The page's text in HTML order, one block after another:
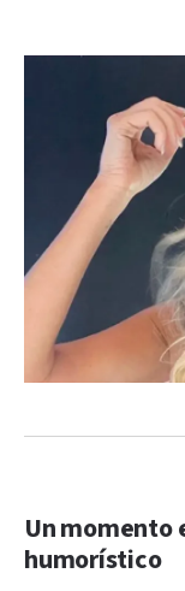
Un momento
humorístico